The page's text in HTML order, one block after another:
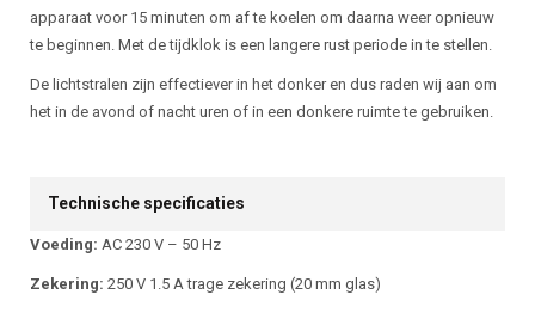
apparaat voor 15 minuten om af te koelen om daarna weer opnieuw
te beginnen. Met de tijdklok is een langere rust periode in te stellen.
De lichtstralen zijn effectiever in het donker en dus raden wij aan om
het in de avond of nacht uren of in een donkere ruimte te gebruiken.
Technische specificaties
Voeding: AC 230 V – 50 Hz
Zekering: 250 V 1.5 A trage zekering (20 mm glas)